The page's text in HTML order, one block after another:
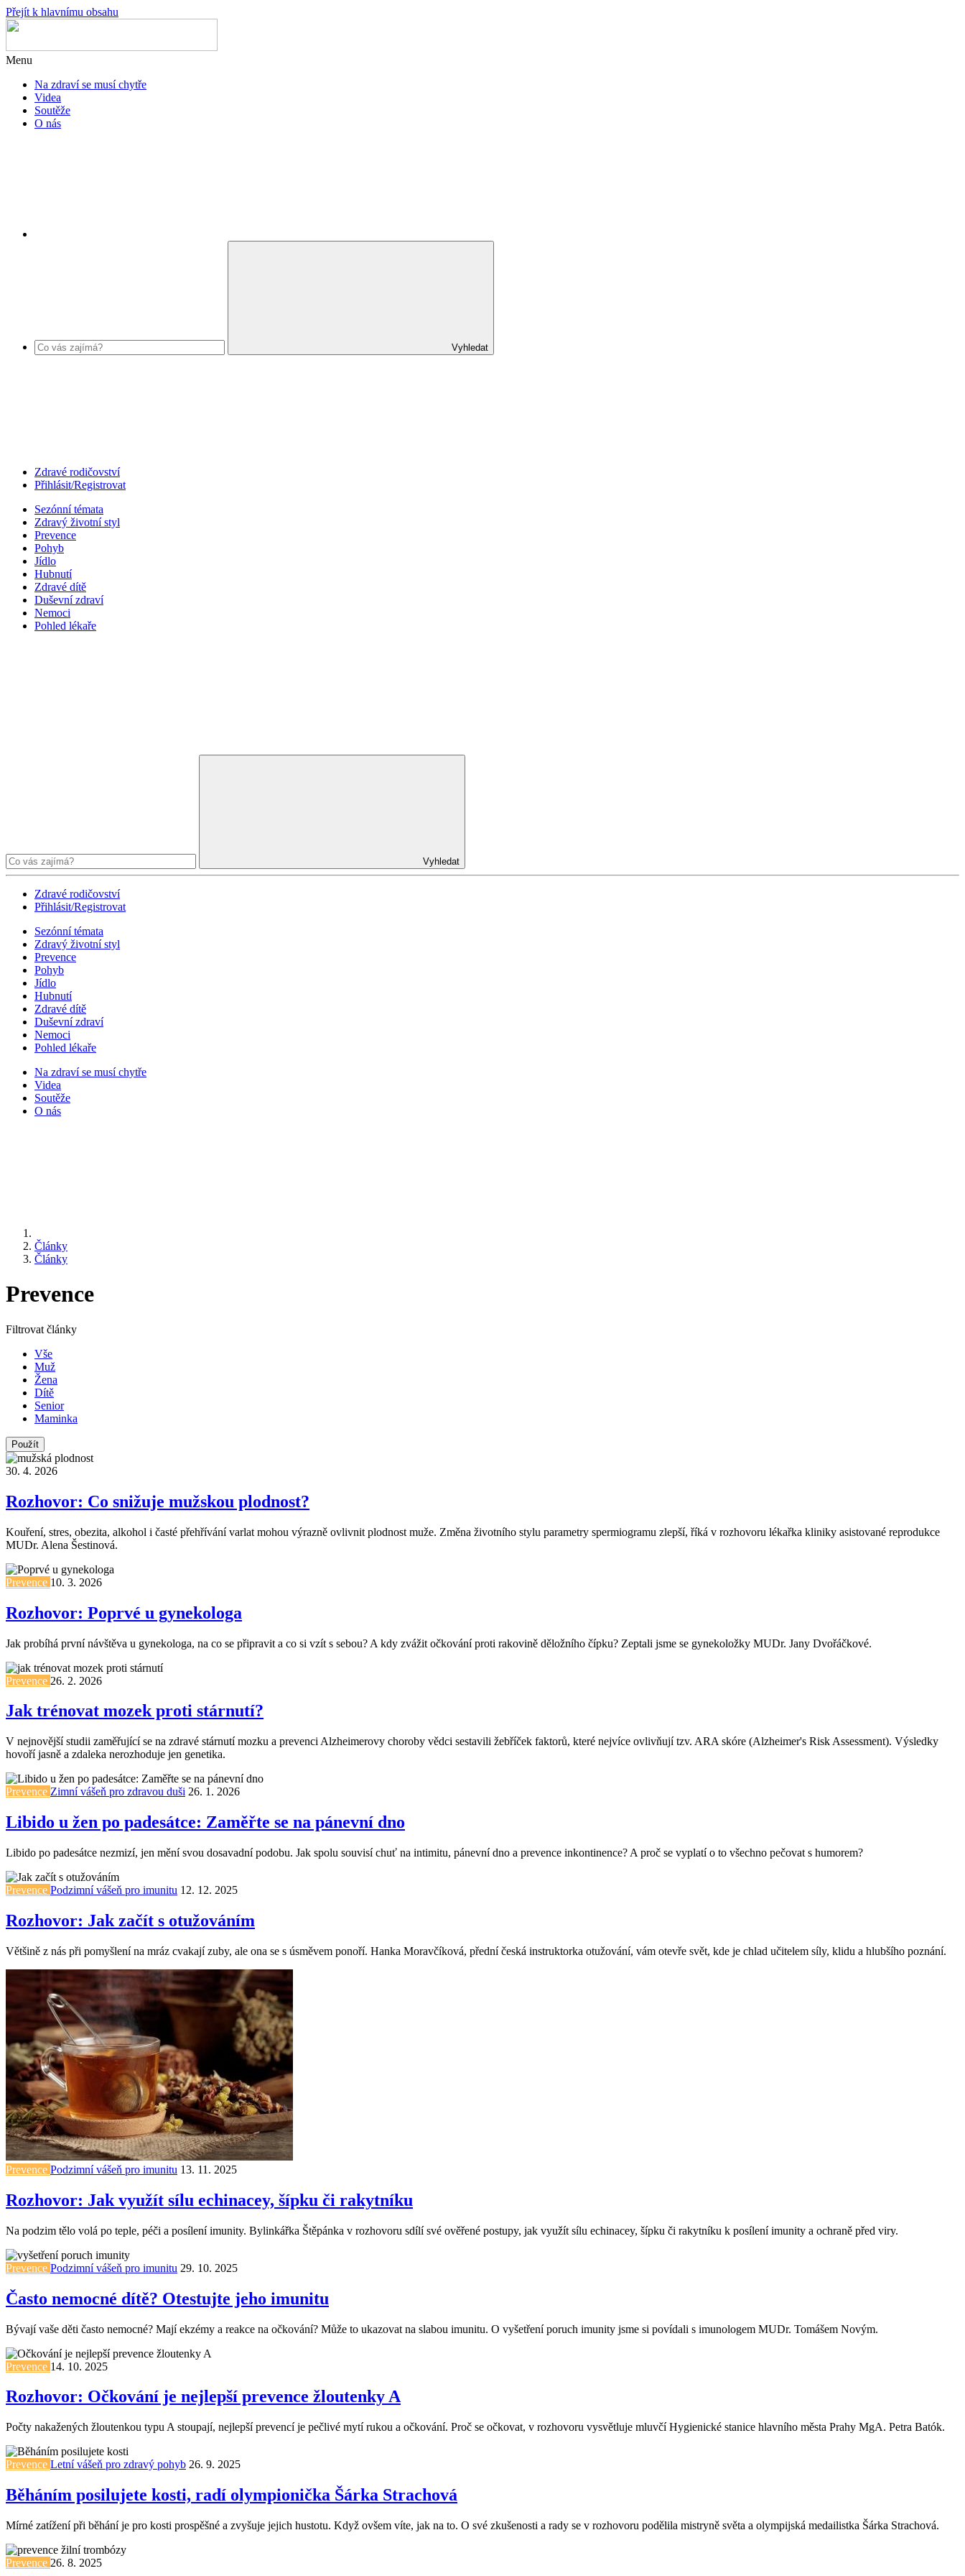
Přejít k hlavnímu obsahu
Menu
Na zdraví se musí chytře
Videa
Soutěže
O nás
Vyhledat
Zdravé rodičovství
Přihlásit/Registrovat
Sezónní témata
Zdravý životní styl
Prevence
Pohyb
Jídlo
Hubnutí
Zdravé dítě
Duševní zdraví
Nemoci
Pohled lékaře
Vyhledat
Zdravé rodičovství
Přihlásit/Registrovat
Sezónní témata
Zdravý životní styl
Prevence
Pohyb
Jídlo
Hubnutí
Zdravé dítě
Duševní zdraví
Nemoci
Pohled lékaře
Na zdraví se musí chytře
Videa
Soutěže
O nás
Články
Články
Prevence
Filtrovat články
Vše
Muž
Žena
Dítě
Senior
Maminka
30. 4. 2026
Rozhovor: Co snižuje mužskou plodnost?
Kouření, stres, obezita, alkohol i časté přehřívání varlat mohou výrazně ovlivnit plodnost muže. Změna životního stylu parametry spermiogramu zlepší, říká v rozhovoru lékařka kliniky asistované reprodukce
MUDr. Alena Šestinová.
Prevence 10. 3. 2026
Rozhovor: Poprvé u gynekologa
Jak probíhá první návštěva u gynekologa, na co se připravit a co si vzít s sebou? A kdy zvážit očkování proti rakovině děložního čípku? Zeptali jsme se gynekoložky MUDr. Jany Dvořáčkové.
Prevence 26. 2. 2026
Jak trénovat mozek proti stárnutí?
V nejnovější studii zaměřující se na zdravé stárnutí mozku a prevenci Alzheimerovy choroby vědci sestavili žebříček faktorů, které nejvíce ovlivňují tzv. ARA skóre (Alzheimer's Risk Assessment). Výsledky
hovoří jasně a zdaleka nerozhoduje jen genetika.
Prevence Zimní vášeň pro zdravou duši 26. 1. 2026
Libido u žen po padesátce: Zaměřte se na pánevní dno
Libido po padesátce nezmizí, jen mění svou dosavadní podobu. Jak spolu souvisí chuť na intimitu, pánevní dno a prevence inkontinence? A proč se vyplatí o to všechno pečovat s humorem?
Prevence Podzimní vášeň pro imunitu 12. 12. 2025
Rozhovor: Jak začít s otužováním
Většině z nás při pomyšlení na mráz cvakají zuby, ale ona se s úsměvem ponoří. Hanka Moravčíková, přední česká instruktorka otužování, vám otevře svět, kde je chlad učitelem síly, klidu a hlubšího poznání.
Prevence Podzimní vášeň pro imunitu 13. 11. 2025
Rozhovor: Jak využít sílu echinacey, šípku či rakytníku
Na podzim tělo volá po teple, péči a posílení imunity. Bylinkářka Štěpánka v rozhovoru sdílí své ověřené postupy, jak využít sílu echinacey, šípku či rakytníku k posílení imunity a ochraně před viry.
Prevence Podzimní vášeň pro imunitu 29. 10. 2025
Často nemocné dítě? Otestujte jeho imunitu
Bývají vaše děti často nemocné? Mají ekzémy a reakce na očkování? Může to ukazovat na slabou imunitu. O vyšetření poruch imunity jsme si povídali s imunologem MUDr. Tomášem Novým.
Prevence 14. 10. 2025
Rozhovor: Očkování je nejlepší prevence žloutenky A
Počty nakažených žloutenkou typu A stoupají, nejlepší prevencí je pečlivé mytí rukou a očkování. Proč se očkovat, v rozhovoru vysvětluje mluvčí Hygienické stanice hlavního města Prahy MgA. Petra Batók.
Prevence Letní vášeň pro zdravý pohyb 26. 9. 2025
Běháním posilujete kosti, radí olympionička Šárka Strachová
Mírné zatížení při běhání je pro kosti prospěšné a zvyšuje jejich hustotu. Když ovšem víte, jak na to. O své zkušenosti a rady se v rozhovoru podělila mistryně světa a olympijská medailistka Šárka Strachová.
Prevence 26. 8. 2025